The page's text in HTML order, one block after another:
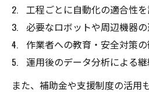
工程ごとに自動化の適合性
必要なロボットや周辺機器
作業者への教育・安全対策
運用後のデータ分析による
また、補助金や支援制度の活用